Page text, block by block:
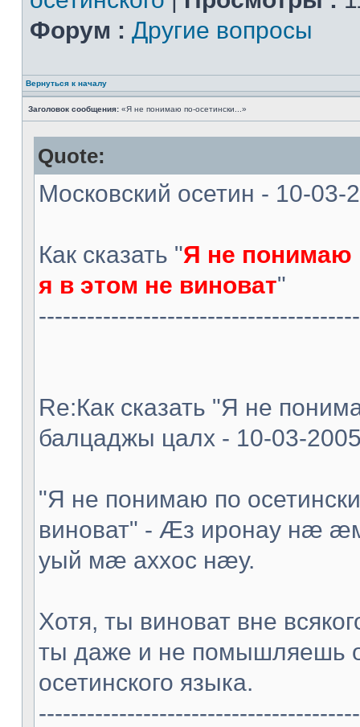
Форум : Другие вопросы
Вернуться к началу
Заголовок сообщения: «Я не понимаю по-осетински...»
Quote:
Московский осетин - 10-03-
Как сказать "Я не понимаю
я в этом не виноват"
Re:Как сказать "Я не
балцаджы цалх - 10-03-
"Я не понимаю по
виноват" - Æз иронау нæ
уый мæ аххос нæу.
Хотя, ты виноват вне
ты даже и не помышляешь
осетинского языка.
----------------------------------------